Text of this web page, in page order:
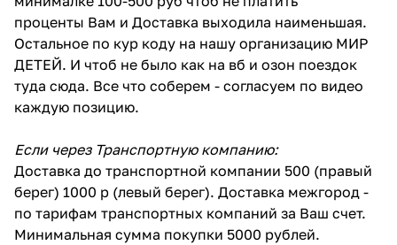
проценты Вам и Доставка выходила наименьшая.
Остальное по кур коду на нашу организацию МИР
ДЕТЕЙ. И чтоб не было как на вб и озон поездок
туда сюда. Все что соберем - согласуем по видео
каждую позицию.
Если через Транспортную компанию:
Доставка до транспортной компании 500 (правый
берег) 1000 р (левый берег). Доставка межгород -
по тарифам транспортных компаний за Ваш счет.
Минимальная сумма покупки 5000 рублей.